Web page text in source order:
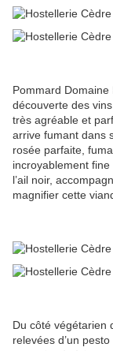
Pommard
découverte des
très agréable et
arrive fumant dans
rosée parfaite,
incroyablement
l’ail noir,
magnifier cette
Du côté végétarien
relevées d’un